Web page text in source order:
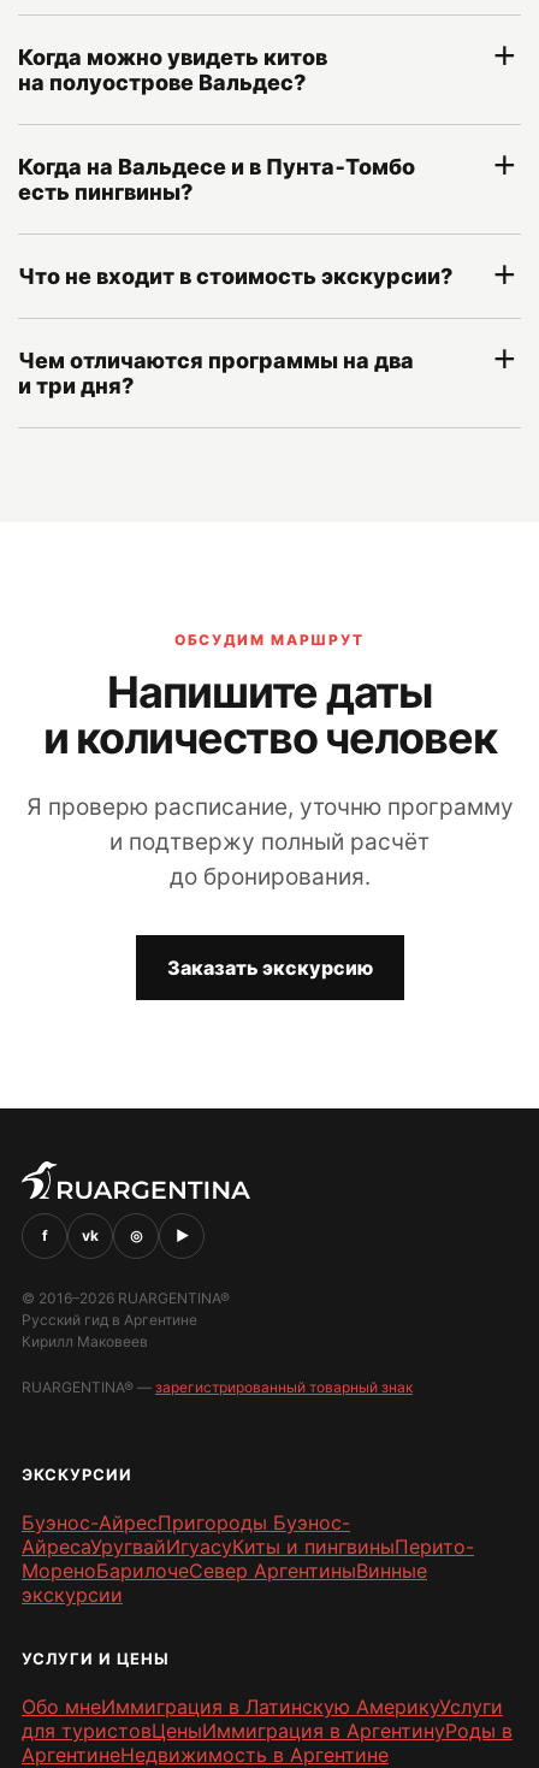
Когда можно увидеть китов
на полуострове Вальдес?
Когда на Вальдесе и в Пунта‑Томбо
есть пингвины?
Что не входит в стоимость экскурсии?
Чем отличаются программы на два
и три дня?
ОБСУДИМ МАРШРУТ
Напишите даты
и количество человек
Я проверю расписание, уточню программу
и подтвержу полный расчёт
до бронирования.
Заказать экскурсию
f vk ◎ ▶
© 2016–2026 RUARGENTINA®
Русский гид в Аргентине
Кирилл Маковеев
RUARGENTINA® — зарегистрированный товарный знак
ЭКСКУРСИИ
Буэнос-АйресПригороды Буэнос-
АйресаУругвайИгуасуКиты и пингвиныПерито-
МореноБарилочеСевер АргентиныВинные
экскурсии
УСЛУГИ И ЦЕНЫ
Обо мнеИммиграция в Латинскую АмерикуУслуги
для туристовЦеныИммиграция в АргентинуРоды в
АргентинеНедвижимость в Аргентине